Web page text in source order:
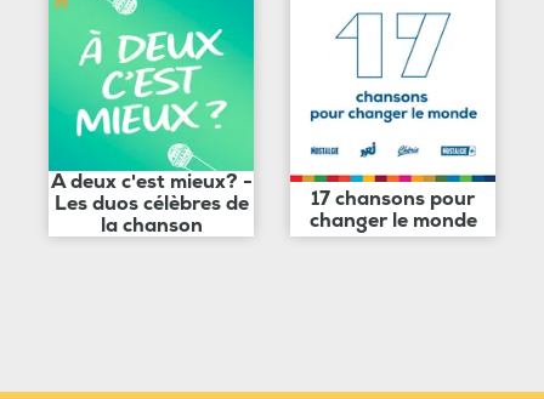
A deux c'est mieux? -
Les duos célèbres de
la chanson
17 chansons pour
changer le monde